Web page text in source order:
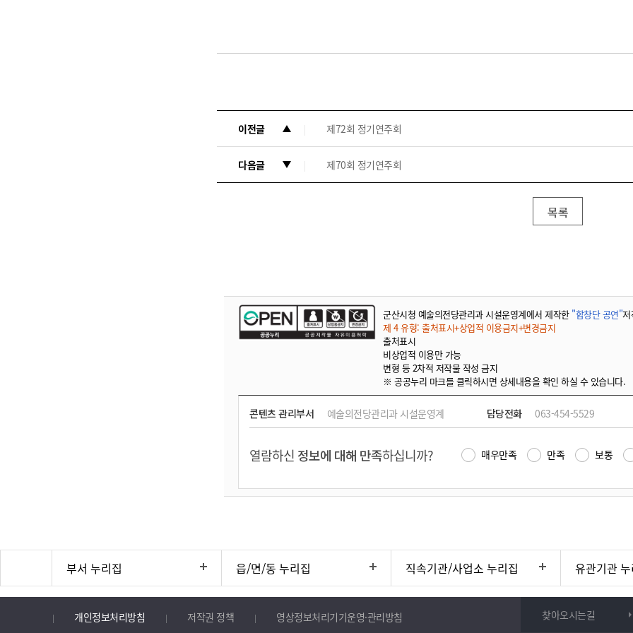
이전글 제72회 정기연주회
다음글 제70회 정기연주회
목록
군산시청 예술의전당관리과 시설운영계에서 제작한 "합창단 공연"저
제 4 유형: 출처표시+상업적 이용금지+변경금지
출처표시
비상업적 이용만 가능
변형 등 2차적 저작물 작성 금지
※ 공공누리 마크를 클릭하시면 상세내용을 확인 하실 수 있습니다.
콘텐츠 관리부서 예술의전당관리과 시설운영계 담당전화 063-454-5529
열람하신 정보에 대해 만족하십니까? 매우만족 만족 보통
부서 누리집 읍/면/동 누리집 직속기관/사업소 누리집 유관기관
개인정보처리방침 저작권 정책 영상정보처리기기운영·관리방침 찾아오시는길